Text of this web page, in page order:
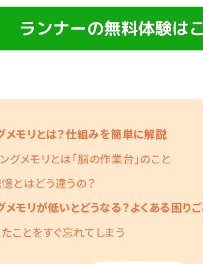
ランナーの無料体験は
メモリとは？仕組みを簡単に解説
グメモリとは「脳の作業台」のこと
とはどう違うの？
メモリが低いとどうなる？よくある困り
ことをすぐ忘れてしまう